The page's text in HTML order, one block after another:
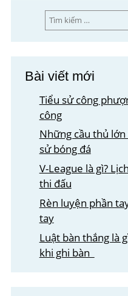
Tìm
kiếm
Bài viết mới
Tiểu sử công
công
Những cầu thủ
sử bóng đá
V-League là gì?
thi đấu
Rèn luyện phần
tay
Luật bàn thắng là
khi ghi bàn